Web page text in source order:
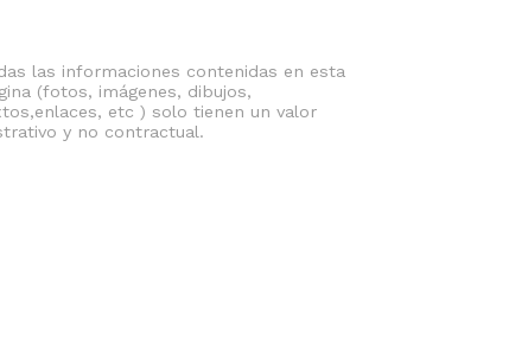
las informaciones contenidas en esta
(fotos, imágenes, dibujos,
etc ) solo tienen un valor
y no contractual.